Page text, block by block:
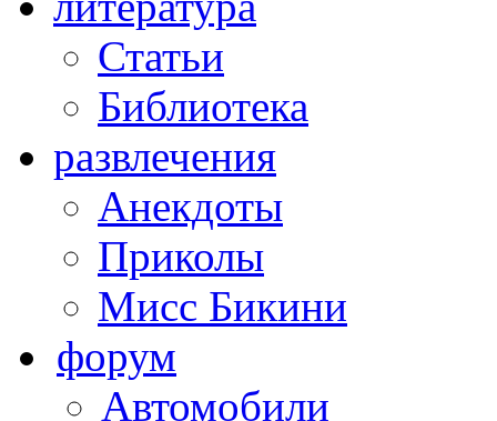
Статьи
Библиотека
развлечения
Анекдоты
Приколы
Мисс Бикини
форум
Автомобили